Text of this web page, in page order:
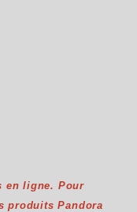
en ligne. Pour
produits Pandora